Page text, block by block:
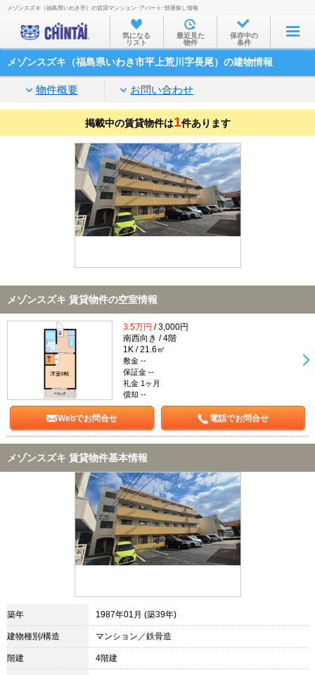
お部屋を探す
沿線・駅から
家賃相場から
通勤通学時間から
物件特集から
不動産会社から
TOP
メゾンスズキ（福島県いわき市）の賃貸マンション･アパート･部屋探し情報
気になる
リスト
最近見た
物件
保存中の
条件
メゾンスズキ（福島県いわき市平上荒川字長尾）の建物情報
物件概要 お問い合わせ
掲載中の賃貸物件は1件あります
メゾンスズキ 賃貸物件の空室情報
3.5万円 / 3,000円
南西向き / 4階
1K / 21.6㎡
敷金 --
保証金 --
礼金 1ヶ月
償却 --
Webでお問合せ 電話でお問合せ
メゾンスズキ 賃貸物件基本情報
築年 1987年01月 (築39年)
建物種別/構造 マンション／鉄骨造
階建 4階建